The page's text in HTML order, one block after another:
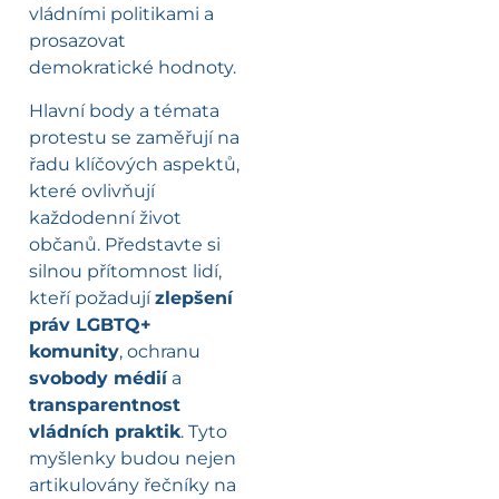
vládními politikami a
prosazovat
demokratické hodnoty.
Hlavní body a témata
protestu se zaměřují na
řadu klíčových aspektů,
které ovlivňují
každodenní život
občanů. Představte si
silnou přítomnost lidí,
kteří požadujízlepšení
práv LGBTQ+
komunity, ochranu
svobody médiía
transparentnost
vládních praktik. Tyto
myšlenky budou nejen
artikulovány řečníky na